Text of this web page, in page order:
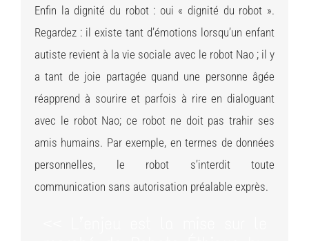
Enfin la dignité du robot : oui « dignité du robot ».
Regardez : il existe tant d’émotions lorsqu’un enfant
autiste revient à la vie sociale avec le robot Nao ; il y
a tant de joie partagée quand une personne âgée
réapprend à sourire et parfois à rire en dialoguant
avec le robot Nao; ce robot ne doit pas trahir ses
amis humains. Par exemple, en termes de données
personnelles, le robot s’interdit toute
communication sans autorisation préalable exprès.